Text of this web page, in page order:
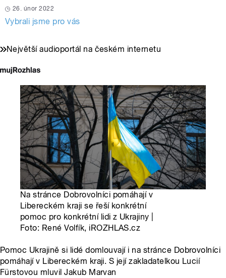
26. únor 2022
Vybrali jsme pro vás
Největší audioportál na českém internetu
Na stránce Dobrovolníci pomáhají v
Libereckém kraji se řeší konkrétní
pomoc pro konkrétní lidi z Ukrajiny |
Foto: René Volfík, iROZHLAS.cz
Pomoc Ukrajině si lidé domlouvají i na stránce Dobrovolníci
pomáhají v Libereckém kraji. S její zakladatelkou Lucií
Fürstovou mluvil Jakub Marvan